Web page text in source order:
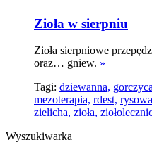
Zioła w sierpniu
Zioła sierpniowe
oraz… gniew. »
Tagi: dziewanna,
mezoterapia, rdest,
zielicha, zioła,
Wyszukiwarka